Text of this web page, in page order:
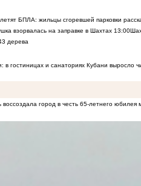
БПЛА: жильцы сгоревшей парковки
взорвалась на заправке в Шахтах 13:00
дерева
в гостиницах и санаториях Кубани выросло
город в честь 65-летнего юбилея